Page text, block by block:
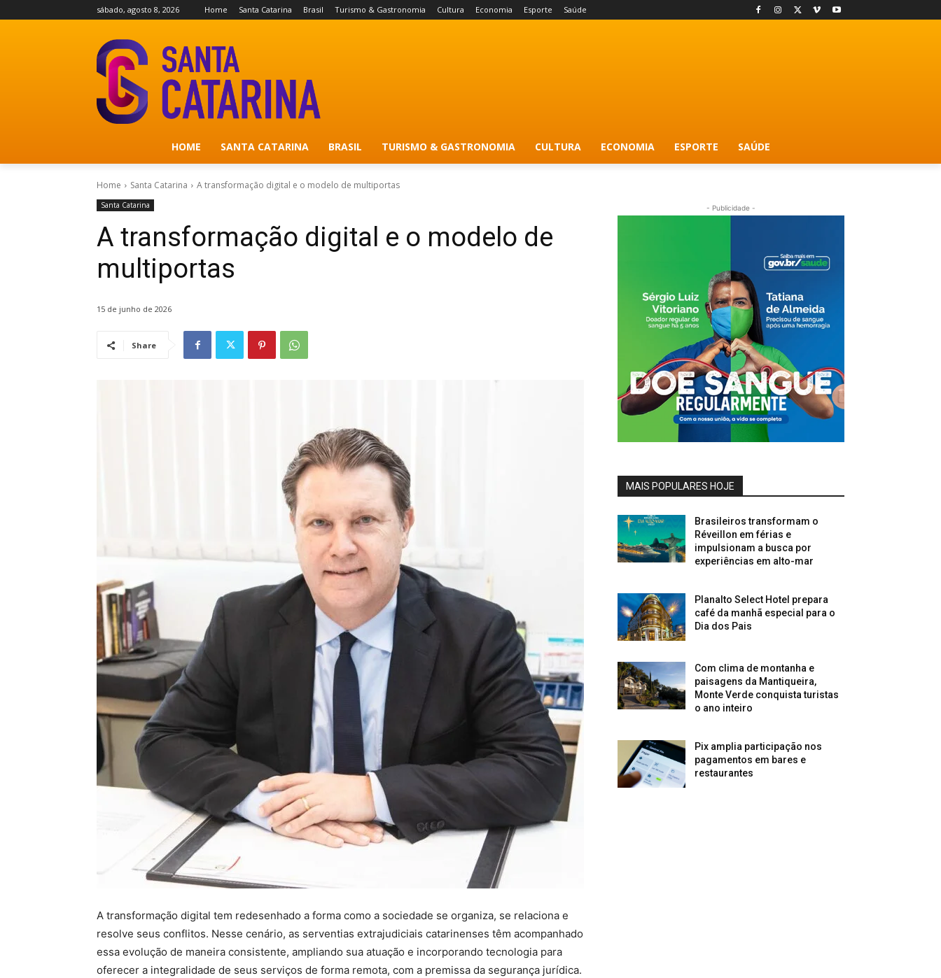
sábado, agosto 8, 2026 Home Santa Catarina Brasil Turismo & Gastronomia Cultura Economia Esporte Saúde
HOME SANTA CATARINA BRASIL TURISMO & GASTRONOMIA CULTURA ECONOMIA ESPORTE SAÚDE
Home Santa Catarina A transformação digital e o modelo de multiportas
Santa Catarina
A transformação digital e o modelo de
multiportas
15 de junho de 2026
Share
A transformação digital tem redesenhado a forma como a sociedade se organiza, se relaciona e
resolve seus conflitos. Nesse cenário, as serventias extrajudiciais catarinenses têm acompanhado
essa evolução de maneira consistente, ampliando sua atuação e incorporando tecnologia para
oferecer a integralidade de seus serviços de forma remota, com a premissa da segurança jurídica.
- Publicidade -
MAIS POPULARES HOJE
Brasileiros transformam o
Réveillon em férias e
impulsionam a busca por
experiências em alto-mar
Planalto Select Hotel prepara
café da manhã especial para o
Dia dos Pais
Com clima de montanha e
paisagens da Mantiqueira,
Monte Verde conquista turistas
o ano inteiro
Pix amplia participação nos
pagamentos em bares e
restaurantes